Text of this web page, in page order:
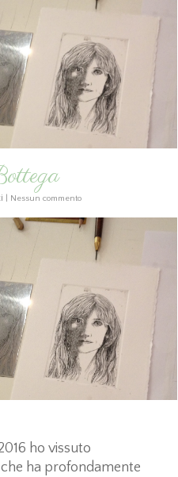
Nessun commento
ho vissuto
che ha profondamente